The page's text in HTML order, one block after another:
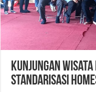
Kunjungan Wisata
Standarisasi